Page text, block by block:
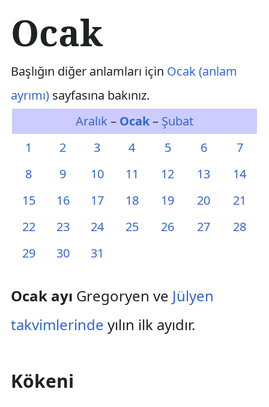
e
ğ
a
t
a
Ocak
Başlığın diğer anlamları için Ocak (anlam
ayrımı)sayfasına bakınız.
Aralık– Ocak– Şubat
1
2 3 4 5 6
7
8
9 10 11 12 13
14
15
16 17 18 19 20
21
22
23 24 25 26 27
28
29
30 31
Ocak ayı Gregoryen ve Jülyen
takvimlerinde yılın ilk ayıdır.
Kökeni